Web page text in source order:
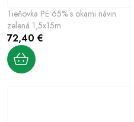
Tieňovka PE 65% s okami návin
zelená 1,5x15m
72,40 €